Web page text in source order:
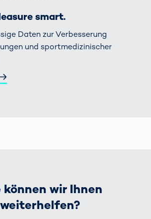
smart.
Daten zur Verbesserung
und sportmedizinischer
können wir Ihnen
weiterhelfen?